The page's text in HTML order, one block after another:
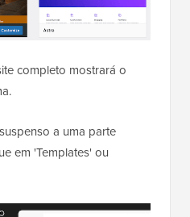
completo mostrará o
a uma parte
em 'Templates' ou